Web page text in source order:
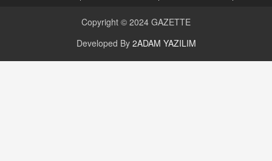
GÜNLÜK BURÇ YORUMU
Copyright © 2024 GAZETTE
Developed By 2ADAM YAZILIM